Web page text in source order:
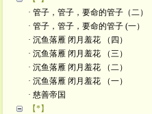
· 管子，管子，要命的管子（二）
· 管子，管子，要命的管子 (一）
· 沉鱼落雁 闭月羞花 （四）
· 沉鱼落雁 闭月羞花 （三）
· 沉鱼落雁 闭月羞花 （二）
· 沉鱼落雁 闭月羞花 （一）
· 慈善帝国
【*】